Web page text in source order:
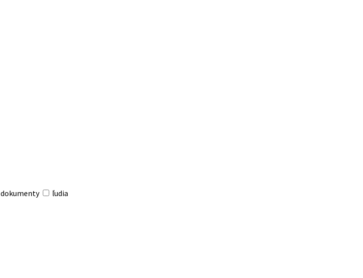
dokumenty ľudia